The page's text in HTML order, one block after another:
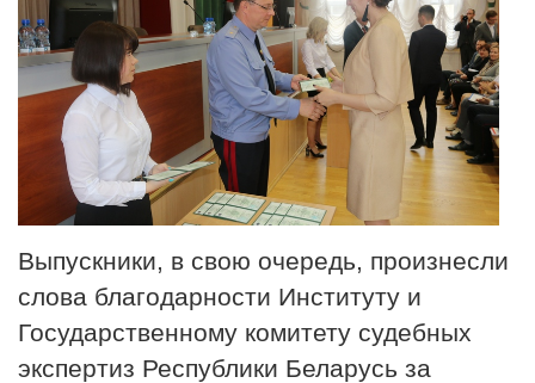
Выпускники, в свою очередь, произнесли
слова благодарности Институту и
Государственному комитету судебных
экспертиз Республики Беларусь за